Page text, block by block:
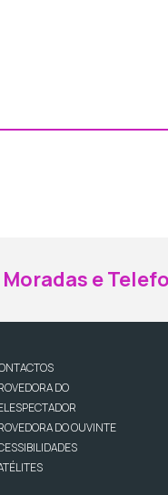
ao Facebook
ao
Moradas e
DO
DO OUVINTE